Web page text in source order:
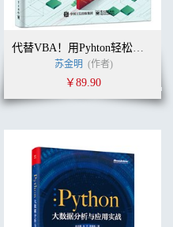
代替VBA！用Pyhton轻松实现Excel编程
苏金明 (作者)
￥89.90